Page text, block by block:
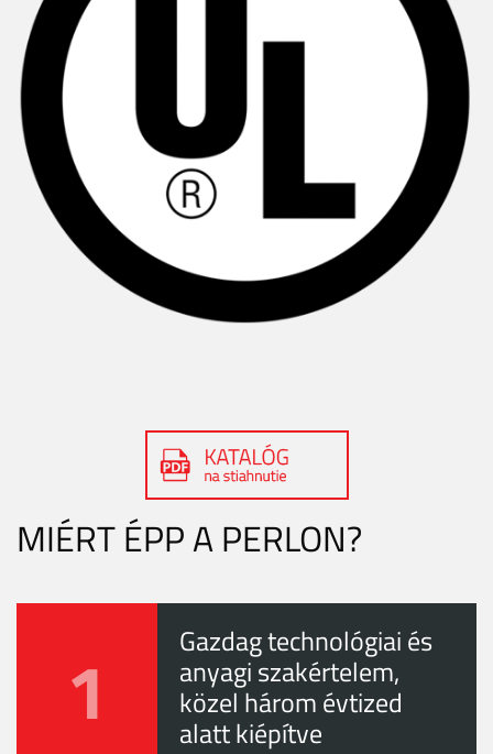
MIÉRT ÉPP A PERLON?
1 Gazdag technológiai és
anyagi szakértelem,
közel három évtized
alatt kiépítve